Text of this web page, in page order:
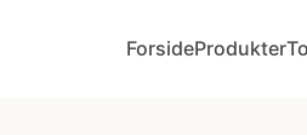
ForsideProdukter